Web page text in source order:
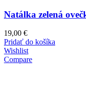
Natálka zelená
19,00 €
Pridať do košíka
Wishlist
Compare